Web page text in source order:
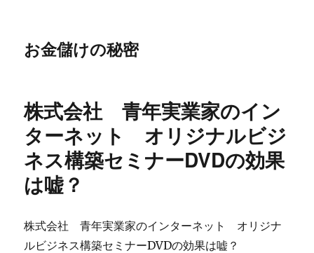
お金儲けの秘密
株式会社 青年実業家のイン
ターネット オリジナルビジ
ネス構築セミナーDVDの効果
は嘘？
株式会社 青年実業家のインターネット オリジナ
ルビジネス構築セミナーDVDの効果は嘘？